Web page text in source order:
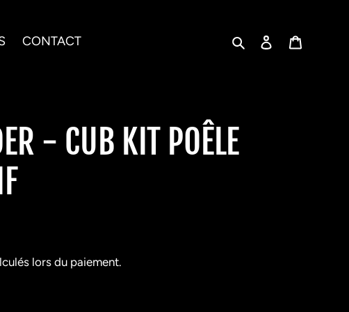
CONTACT RechercherSe connecter
- CUB KIT POÊLE
lors du paiement.